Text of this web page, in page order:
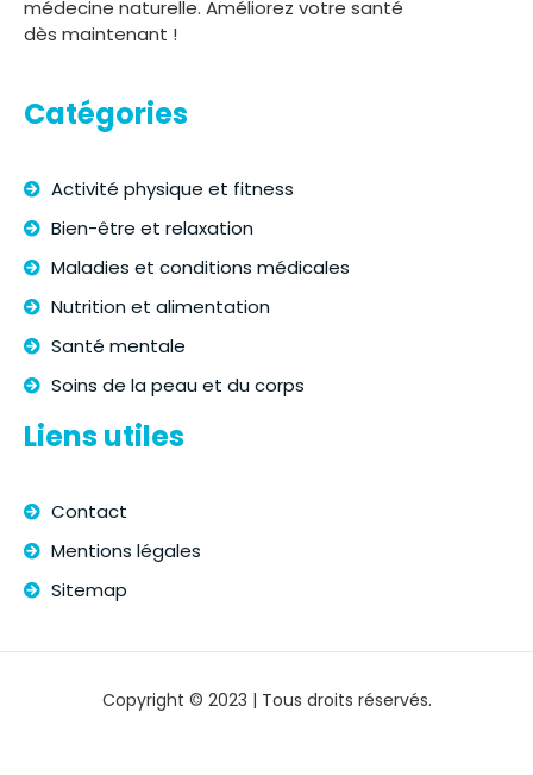
médecine naturelle. Améliorez votre santé
dès maintenant !
Catégories
Activité physique et fitness
Bien-être et relaxation
Maladies et conditions médicales
Nutrition et alimentation
Santé mentale
Soins de la peau et du corps
Liens utiles
Contact
Mentions légales
Sitemap
Copyright © 2023 | Tous droits réservés.